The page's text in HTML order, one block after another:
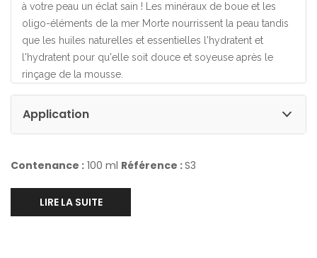
à votre peau un éclat sain ! Les minéraux de boue et les
oligo-éléments de la mer Morte nourrissent la peau tandis
que les huiles naturelles et essentielles l'hydratent et
l'hydratent pour qu'elle soit douce et soyeuse après le
rinçage de la mousse.
Application
Contenance : 100 ml Référence :S3
LIRE LA SUITE